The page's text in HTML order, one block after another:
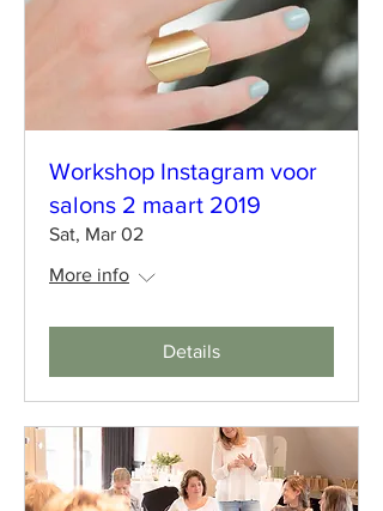
Workshop Instagram voor
salons 2 maart 2019
Sat, Mar 02
More info
Details